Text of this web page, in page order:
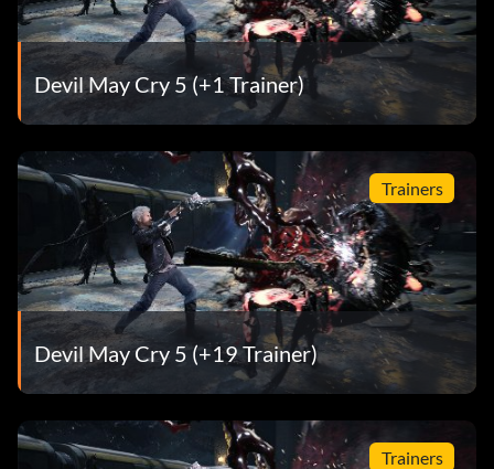
Devil May Cry 5 (+1 Trainer)
Trainers
Devil May Cry 5 (+19 Trainer)
Trainers